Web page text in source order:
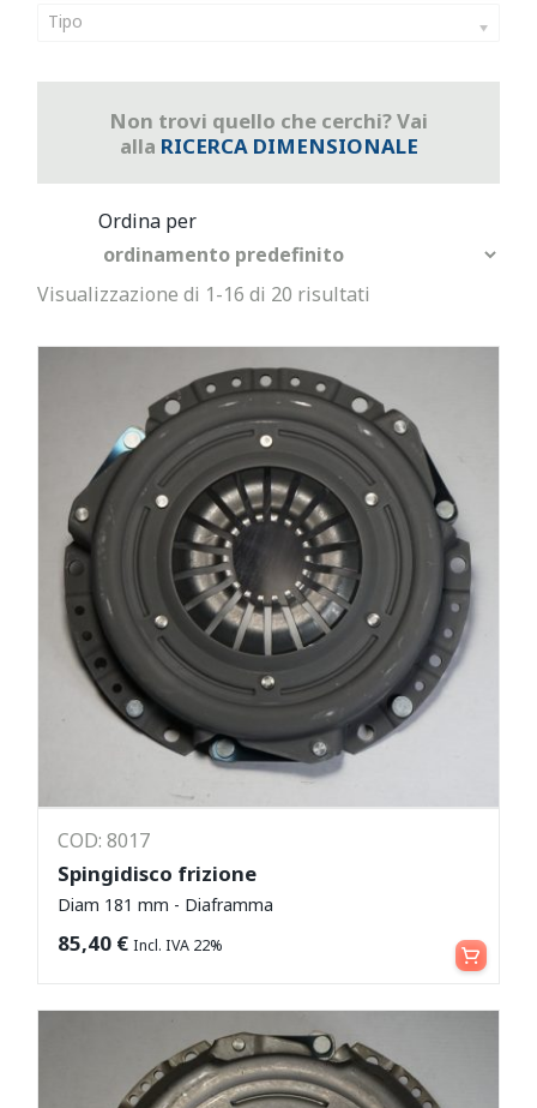
Tipo
Non trovi quello che cerchi? Vai
alla RICERCA DIMENSIONALE
Visualizzazione di 1-16 di 20 risultati
COD: 8017
Spingidisco frizione
Diam 181 mm - Diaframma
85,40 € Incl. IVA 22% Aggiungi al carrello